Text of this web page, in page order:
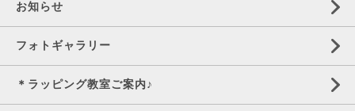
お知らせ
フォトギャラリー
＊ラッピング教室ご案内♪